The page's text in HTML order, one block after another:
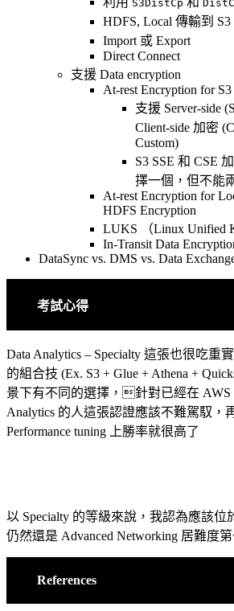
S3DistCp
HDFS, Local 傳輸到 S3
Import 或 Export
Direct Connect
支援 Data encryption
At-rest Encryption for
支援 Server-side
Client-side 加密
Custom)
S3 SSE 和 CSE
擇一個，但不能
At-rest Encryption for
HDFS Encryption
LUKS （Linux Unified
In-Transit Data
DataSync vs. DMS vs. Data
考試心得
Data Analytics – Specialty 這張也很吃重
的組合技 (Ex. S3 + Glue + Athena +
景下有不同的選擇，針對已經在 AWS
Analytics 的人這張認證應該不難駕馭，
Performance tuning 上勝率就很高了
以 Specialty 的等級來說，我認為應該位
仍然還是 Advanced Networking 居難度第
References